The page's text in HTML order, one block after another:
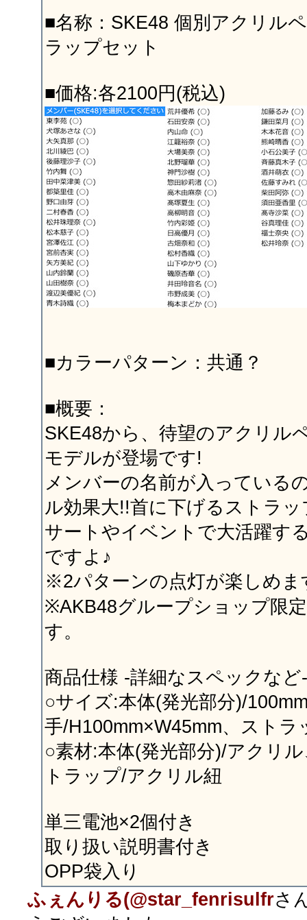
■名称：SKE48 個別アクリル
ラップセット
■価格:各2100円(税込)
■カラーパターン：共通？
■概要：
SKE48から、待望のアクリル
モデルが登場です!
メンバーの名前が入っている
ル効果大!!首に下げるストラ
サートやイベントで大活躍す
ですよ♪
※2パターンの点灯が楽しめま
※AKB48グループショップ限
す。
商品仕様 -詳細なスペックなど-
○サイズ:本体(発光部分)/
手/H100mm×W45mm、ストラ
○素材:本体(発光部分)/アクリ
トラップ/アクリル紐
単三電池×2個付き
取り扱い説明書付き
OPP袋入り
ふぇんりる(@star_fenrisulfrさ